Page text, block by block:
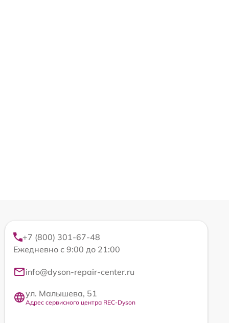
+7 (800) 301-67-48
Ежедневно с 9:00 до 21:00
info@dyson-repair-center.ru
ул. Малышева, 51
Адрес сервисного центра REC-Dyson